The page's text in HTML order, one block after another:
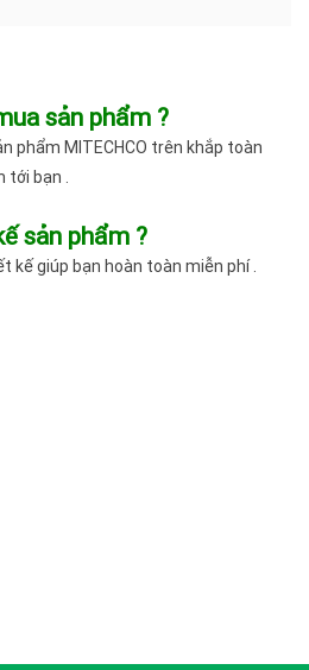
sản phẩm ?
phẩm MITECHCO trên khắp toàn
tới bạn .
sản phẩm ?
kế giúp bạn hoàn toàn miễn phí .